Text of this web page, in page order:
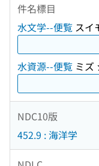
件名標目
水文学--便覧 スイ
水資源--便覧 ミズ
NDC10版
452.9 : 海洋学